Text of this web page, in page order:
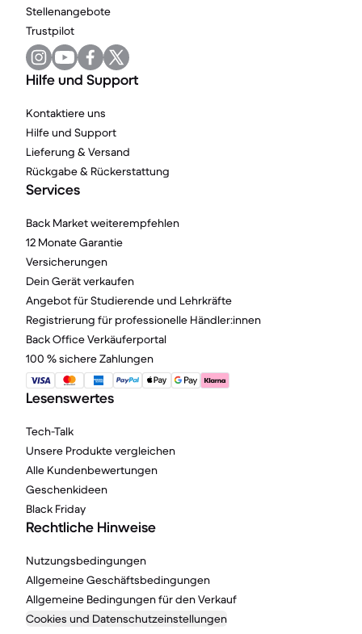
Stellenangebote
Trustpilot
Hilfe und Support
Kontaktiere uns
Hilfe und Support
Lieferung & Versand
Rückgabe & Rückerstattung
Services
Back Market weiterempfehlen
12 Monate Garantie
Versicherungen
Dein Gerät verkaufen
Angebot für Studierende und Lehrkräfte
Registrierung für professionelle Händler:innen
Back Office Verkäuferportal
100 % sichere Zahlungen
Lesenswertes
Tech-Talk
Unsere Produkte vergleichen
Alle Kundenbewertungen
Geschenkideen
Black Friday
Rechtliche Hinweise
Nutzungsbedingungen
Allgemeine Geschäftsbedingungen
Allgemeine Bedingungen für den Verkauf
Cookies und Datenschutzeinstellungen